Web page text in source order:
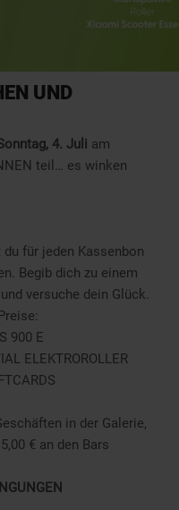
UND
4. Juli
am
teil… es winken
für jeden Kassenbon
Begib dich zu einem
versuche dein Glück.
900 E
ELEKTROROLLER
in der Galerie,
€ an den Bars